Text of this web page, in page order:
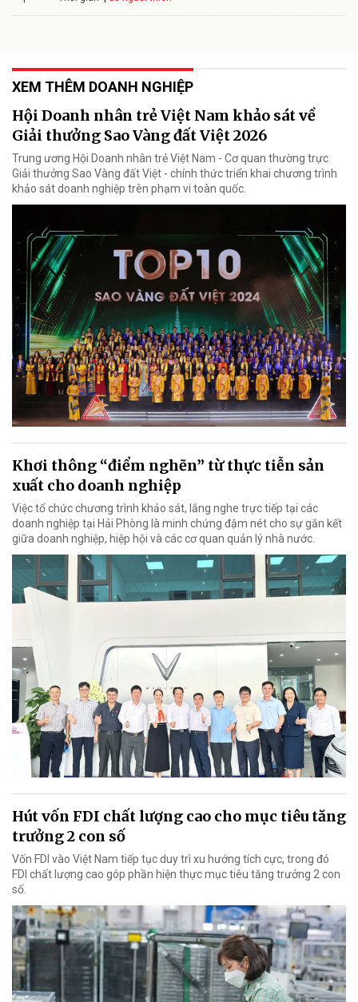
XEM THÊM DOANH NGHIỆP
Hội Doanh nhân trẻ Việt Nam khảo sát về
Giải thưởng Sao Vàng đất Việt 2026
Trung ương Hội Doanh nhân trẻ Việt Nam - Cơ quan thường trực
Giải thưởng Sao Vàng đất Việt - chính thức triển khai chương trình
khảo sát doanh nghiệp trên phạm vi toàn quốc.
Khơi thông “điểm nghẽn” từ thực tiễn sản
xuất cho doanh nghiệp
Việc tổ chức chương trình khảo sát, lắng nghe trực tiếp tại các
doanh nghiệp tại Hải Phòng là minh chứng đậm nét cho sự gắn kết
giữa doanh nghiệp, hiệp hội và các cơ quan quản lý nhà nước.
Hút vốn FDI chất lượng cao cho mục tiêu tăng
trưởng 2 con số
Vốn FDI vào Việt Nam tiếp tục duy trì xu hướng tích cực, trong đó
FDI chất lượng cao góp phần hiện thực mục tiêu tăng trưởng 2 con
số.